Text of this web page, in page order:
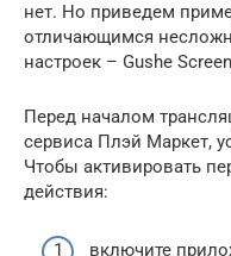
нет. Но приведем
отличающимся
настроек – Gushe
Перед началом
сервиса Плэй Маркет,
Чтобы активировать
действия:
включите